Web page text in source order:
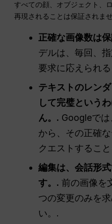
すべての顔、オブジェクト、
再現されることは保証されま
正確な画像数は
デルは、毎回、
要求に応えられ
テキストのレン
して完璧という
ん。. Googleで
から、その正確
クエストするこ
編集は、会話形
す。. 前の画像を
つの変更のみを
い。.